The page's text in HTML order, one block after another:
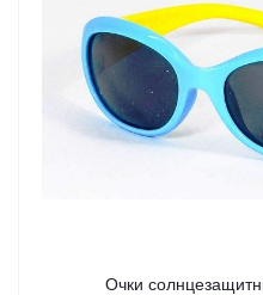
Очки